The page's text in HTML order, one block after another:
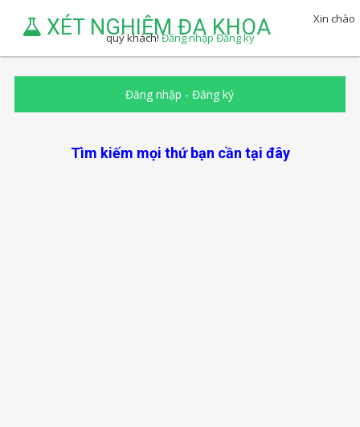
XÉT NGHIỆM ĐA KHOA
Xin chào
quý khách!Đăng nhậpĐăng ký
Đăng nhập -Đăng ký
Tìm kiếm mọi thứ bạn cần tại đây